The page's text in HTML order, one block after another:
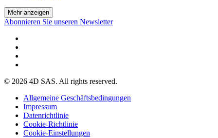
Mehr anzeigen
Abonnieren Sie unseren Newsletter
© 2026 4D SAS. All rights reserved.
Allgemeine Geschäftsbedingungen
Impressum
Datenrichtlinie
Cookie-Richtlinie
Cookie-Einstellungen